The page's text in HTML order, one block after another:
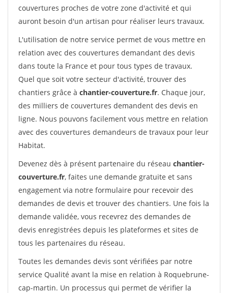
couvertures proches de votre zone d'activité et qui
auront besoin d'un artisan pour réaliser leurs travaux.
L'utilisation de notre service permet de vous mettre en
relation avec des couvertures demandant des devis
dans toute la France et pour tous types de travaux.
Quel que soit votre secteur d'activité, trouver des
chantiers grâce à chantier-couverture.fr. Chaque jour,
des milliers de couvertures demandent des devis en
ligne. Nous pouvons facilement vous mettre en relation
avec des couvertures demandeurs de travaux pour leur
Habitat.
Devenez dès à présent partenaire du réseau chantier-
couverture.fr, faites une demande gratuite et sans
engagement via notre formulaire pour recevoir des
demandes de devis et trouver des chantiers. Une fois la
demande validée, vous recevrez des demandes de
devis enregistrées depuis les plateformes et sites de
tous les partenaires du réseau.
Toutes les demandes devis sont vérifiées par notre
service Qualité avant la mise en relation à Roquebrune-
cap-martin. Un processus qui permet de vérifier la